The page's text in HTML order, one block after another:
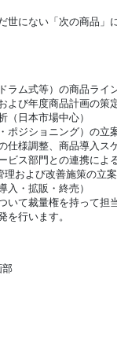
世にない「次の商品」
ラム式等）の商品ライ
よび年度商品計画の策
（日本市場中心）
ポジショニング）の立
仕様調整、商品導入ス
ビス部門との連携によ
および改善施策の立案
入・拡販・終売）
て裁量権を持って担
行います。
部